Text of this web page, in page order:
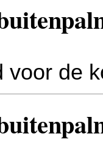
voor de